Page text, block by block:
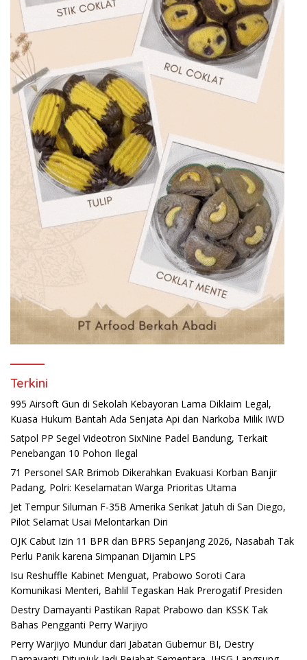
Terkini
995 Airsoft Gun di Sekolah Kebayoran Lama Diklaim Legal,
Kuasa Hukum Bantah Ada Senjata Api dan Narkoba Milik IWD
Satpol PP Segel Videotron SixNine Padel Bandung, Terkait
Penebangan 10 Pohon Ilegal
71 Personel SAR Brimob Dikerahkan Evakuasi Korban Banjir
Padang, Polri: Keselamatan Warga Prioritas Utama
Jet Tempur Siluman F-35B Amerika Serikat Jatuh di San Diego,
Pilot Selamat Usai Melontarkan Diri
OJK Cabut Izin 11 BPR dan BPRS Sepanjang 2026, Nasabah Tak
Perlu Panik karena Simpanan Dijamin LPS
Isu Reshuffle Kabinet Menguat, Prabowo Soroti Cara
Komunikasi Menteri, Bahlil Tegaskan Hak Prerogatif Presiden
Destry Damayanti Pastikan Rapat Prabowo dan KSSK Tak
Bahas Pengganti Perry Warjiyo
Perry Warjiyo Mundur dari Jabatan Gubernur BI, Destry